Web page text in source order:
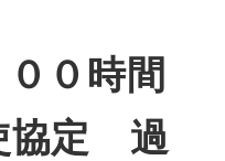
０時間
協定 過